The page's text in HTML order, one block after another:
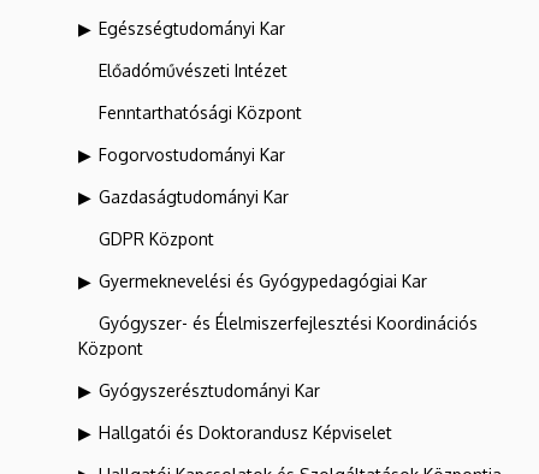
Egészségtudományi Kar
Előadóművészeti Intézet
Fenntarthatósági Központ
Fogorvostudományi Kar
Gazdaságtudományi Kar
GDPR Központ
Gyermeknevelési és Gyógypedagógiai Kar
Gyógyszer- és Élelmiszerfejlesztési Koordinációs
Központ
Gyógyszerésztudományi Kar
Hallgatói és Doktorandusz Képviselet